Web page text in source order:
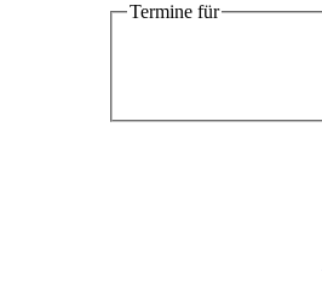
Termine für